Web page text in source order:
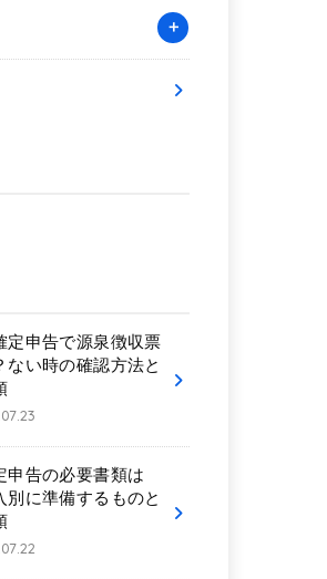
定申告で源泉徴収票
ない時の確認方法と
申告の必要書類は
別に準備するものと